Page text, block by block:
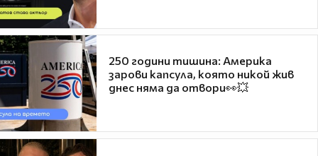
250 години тишина: Америка
зарови капсула, която никой жив
днес няма да отвори👀💥